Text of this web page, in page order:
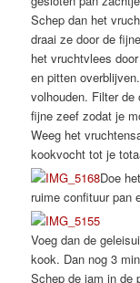
Schep dan het
draai ze door de
het vruchtvlees
en pitten
volhouden. Filter de
fijne zeef zodat je
Weeg het
kookvocht tot je
Doe
ruime confituur pan
Voeg dan de
kook. Dan nog 3
Schep de jam in de